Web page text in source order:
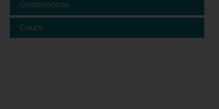
Gastronomie
Cours